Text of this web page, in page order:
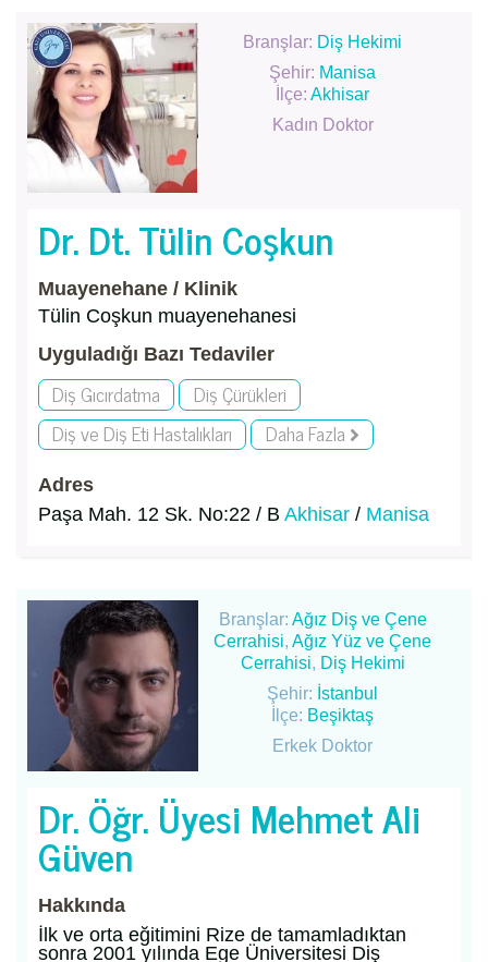
Branşlar: Diş Hekimi
Şehir: Manisa
İlçe:Akhisar
Kadın Doktor
Dr. Dt. Tülin Coşkun
Muayenehane / Klinik
Tülin Coşkun muayenehanesi
Uyguladığı Bazı Tedaviler
Diş Gıcırdatma
Diş Çürükleri
Diş ve Diş Eti Hastalıkları
Daha Fazla
Adres
Paşa Mah. 12 Sk. No:22 / B Akhisar / Manisa
Branşlar: Ağız Diş ve Çene
Cerrahisi,Ağız Yüz ve Çene
Cerrahisi, Diş Hekimi
Şehir: İstanbul
İlçe: Beşiktaş
Erkek Doktor
Dr. Öğr. Üyesi Mehmet Ali
Güven
Hakkında
İlk ve orta eğitimini Rize de tamamladıktan
sonra 2001 yılında Ege Üniversitesi Diş